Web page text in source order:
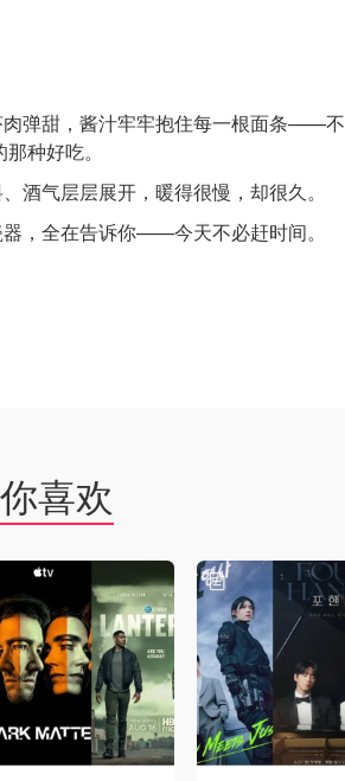
弹甜，酱汁牢牢抱住每一根面条——不
种好吃。
酒气层层展开，暖得很慢，却很久。
，全在告诉你——今天不必赶时间。
喜欢